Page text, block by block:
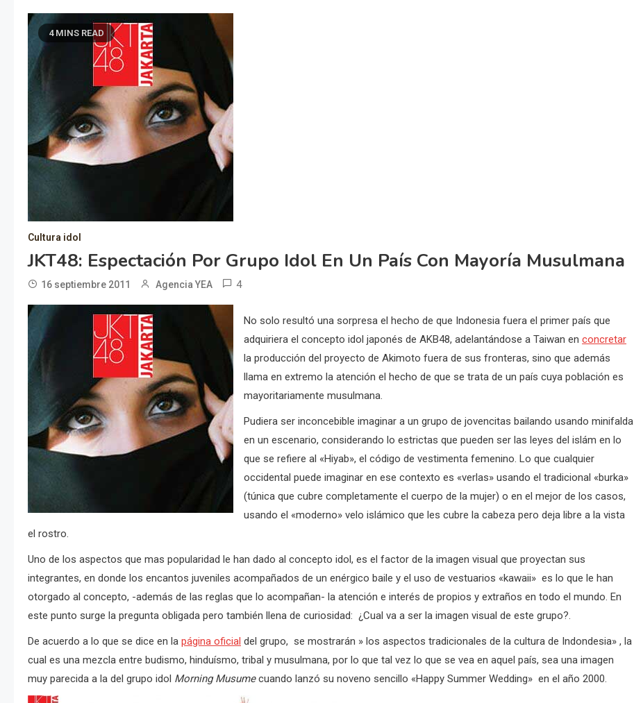
4 MINS READ
Cultura idol
JKT48: Espectación Por Grupo Idol En Un País Con Mayoría Musulmana
16 septiembre 2011 Agencia YEA 4
No solo resultó una sorpresa el hecho de que Indonesia fuera el primer país que
adquiriera el concepto idol japonés de AKB48, adelantándose a Taiwan en concretar
la producción del proyecto de Akimoto fuera de sus fronteras, sino que además
llama en extremo la atención el hecho de que se trata de un país cuya población es
mayoritariamente musulmana.
Pudiera ser inconcebible imaginar a un grupo de jovencitas bailando usando minifalda
en un escenario, considerando lo estrictas que pueden ser las leyes del islám en lo
que se refiere al «Hiyab», el código de vestimenta femenino. Lo que cualquier
occidental puede imaginar en ese contexto es «verlas» usando el tradicional «burka»
(túnica que cubre completamente el cuerpo de la mujer) o en el mejor de los casos,
usando el «moderno» velo islámico que les cubre la cabeza pero deja libre a la vista
el rostro.
Uno de los aspectos que mas popularidad le han dado al concepto idol, es el factor de la imagen visual que proyectan sus
integrantes, en donde los encantos juveniles acompañados de un enérgico baile y el uso de vestuarios «kawaii» es lo que le han
otorgado al concepto, -además de las reglas que lo acompañan- la atención e interés de propios y extraños en todo el mundo. En
este punto surge la pregunta obligada pero también llena de curiosidad: ¿Cual va a ser la imagen visual de este grupo?.
De acuerdo a lo que se dice en la página oficial del grupo, se mostrarán » los aspectos tradicionales de la cultura de Indondesia» , la
cual es una mezcla entre budismo, hinduísmo, tribal y musulmana, por lo que tal vez lo que se vea en aquel país, sea una imagen
muy parecida a la del grupo idol Morning Musumecuando lanzó su noveno sencillo «Happy Summer Wedding» en el año 2000.